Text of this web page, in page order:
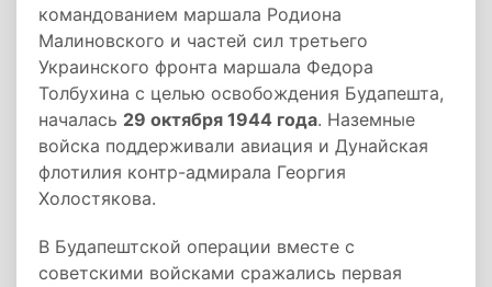
командованием маршала Родиона
Малиновского и частей сил третьего
Украинского фронта маршала Федора
Толбухина с целью освобождения Будапешта,
началась 29 октября 1944 года. Наземные
войска поддерживали авиация и Дунайская
флотилия контр-адмирала Георгия
Холостякова.
В Будапештской операции вместе с
советскими войсками сражались первая